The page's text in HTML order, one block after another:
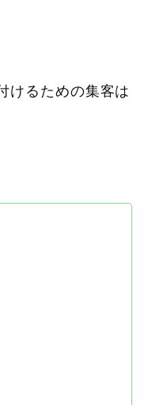
けるための集客は